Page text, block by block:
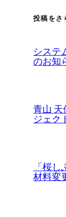
投稿をさ
システ
のお知
青山 天
ジェク
「桜
材料変